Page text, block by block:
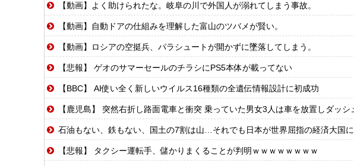
【動画】よく助けられたな。岐阜の川で外国人が溺れてしまう事故。
【動画】自動ドアの仕組みを理解した富山のツバメが賢い。
【動画】ロシアの空挺兵、パラシュートが開かずに墜落してしまう。
【悲報】 ゲオのサマーセールのチラシにPS5本体が載ってない
【BBC】 AI使い全く新しいウイルス16種類の全遺伝情報設計に初成功
【鹿児島】 突然右折し路面電車と衝突 乗っていた男女3人は車を放置しダッシ
石油もない、鉄もない、国土の7割は山…それでも日本が世界屈指の経済大国
【悲報】 タクシー運転手、儲かりまくることが判明ｗｗｗｗｗｗｗｗ